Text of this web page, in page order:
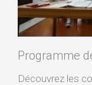
Programme
Découvrez les